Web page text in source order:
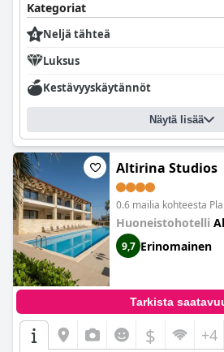
Kategoriat
Neljä tähteä
Luksus
Kestävyyskäytännöt
Näytä lisää
Altirina Studios
0.6 mailia kohteesta
Huoneistohotelli
9,7 Erinomainen
Tarkista
$ +4